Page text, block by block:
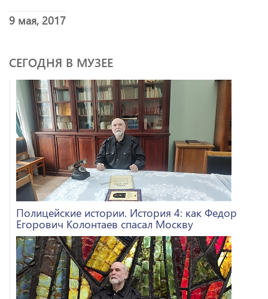
9 мая, 2017
СЕГОДНЯ В МУЗЕЕ
Полицейские истории. История 4: как Федор
Егорович Колонтаев спасал Москву